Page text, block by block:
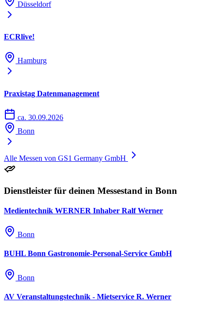
Düsseldorf
ECRlive!
Hamburg
Praxistag Datenmanagement
ca. 30.09.2026
Bonn
Alle Messen von GS1 Germany GmbH
Dienstleister für deinen Messestand in Bonn
Medientechnik WERNER Inhaber Ralf Werner
Bonn
BUHL Bonn Gastronomie-Personal-Service GmbH
Bonn
AV Veranstaltungstechnik - Mietservice R. Werner